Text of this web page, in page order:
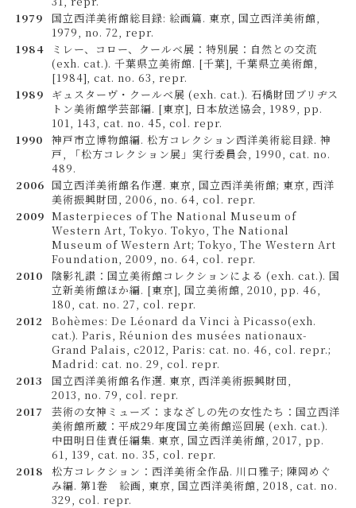
1979
国立西洋美術館総目録: 絵画篇. 東京, 国立西洋美術館,
1979, no. 72, repr.
1984
ミレー、コロー、クールベ展：特別展：自然との交流
(exh. cat.). 千葉県立美術館. [千葉], 千葉県立美術館,
[1984], cat. no. 63, repr.
1989
ギュスターヴ・クールベ展 (exh. cat.). 石橋財団ブリヂス
トン美術館学芸部編. [東京], 日本放送協会, 1989, pp.
101, 143, cat. no. 45, col. repr.
1990
神戸市立博物館編. 松方コレクション西洋美術総目録. 神
戸, 「松方コレクション展」実行委員会, 1990, cat. no.
489.
2006 国立西洋美術館名作選. 東京, 国立西洋美術館; 東京, 西洋
美術振興財団, 2006, no. 64, col. repr.
2009 Masterpieces of The National Museum of
Western Art, Tokyo. Tokyo, The National
Museum of Western Art; Tokyo, The Western Art
Foundation, 2009, no. 64, col. repr.
2010
陰影礼讃：国立美術館コレクションによる (exh. cat.). 国
立新美術館ほか編. [東京], 国立美術館, 2010, pp. 46,
180, cat. no. 27, col. repr.
2012
Bohèmes: De Léonard da Vinci à Picasso(exh.
cat.). Paris, Réunion des musées nationaux-
Grand Palais, c2012, Paris: cat. no. 46, col. repr.;
Madrid: cat. no. 29, col. repr.
2013
国立西洋美術館名作選. 東京, 西洋美術振興財団,
2013, no. 79, col. repr.
2017
芸術の女神ミューズ：まなざしの先の女性たち：国立西洋
美術館所蔵：平成29年度国立美術館巡回展 (exh. cat.).
中田明日佳責任編集. 東京, 国立西洋美術館, 2017, pp.
61, 139, cat. no. 35, col. repr.
2018
松方コレクション：西洋美術全作品. 川口雅子; 陳岡めぐ
み編. 第1巻 絵画, 東京, 国立西洋美術館, 2018, cat. no.
329, col. repr.